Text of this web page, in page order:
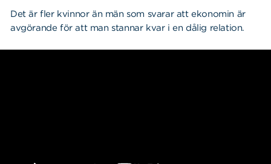
Det är fler kvinnor än män som svarar att ekonomin är
avgörande för att man stannar kvar i en dålig relation.